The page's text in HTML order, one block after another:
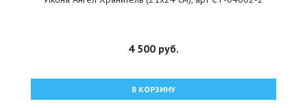
4 500 руб.
В КОРЗИНУ